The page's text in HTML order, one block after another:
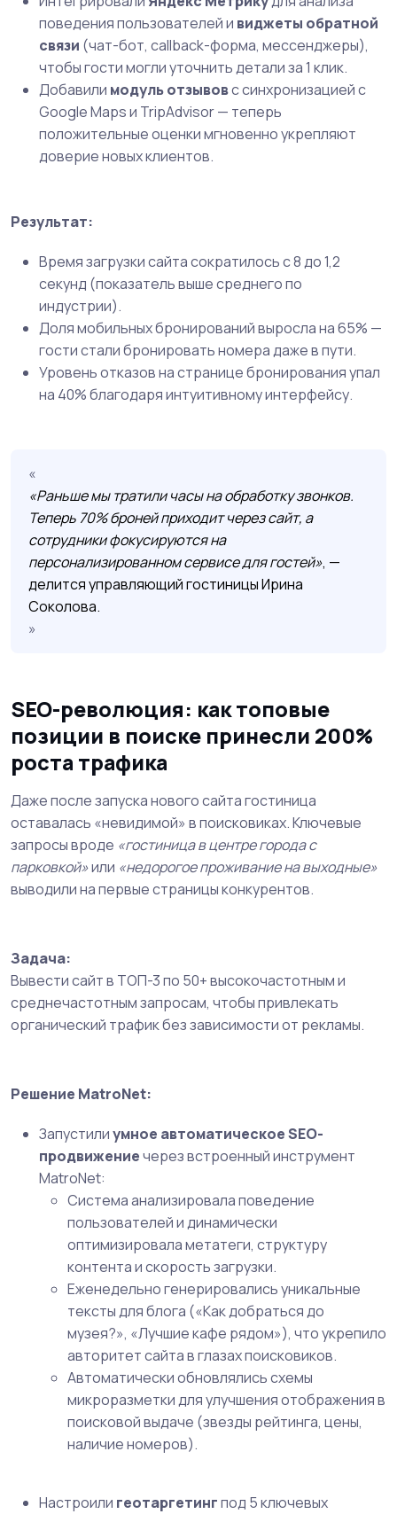
поведения пользователей и виджеты обратной
связи (чат-бот, callback-форма, мессенджеры),
чтобы гости могли уточнить детали за 1 клик.
Добавили модуль отзывовс синхронизацией с
Google Maps и TripAdvisor — теперь
положительные оценки мгновенно укрепляют
доверие новых клиентов.
Результат:
Время загрузки сайта сократилось с 8 до 1,2
секунд (показатель выше среднего по
индустрии).
Доля мобильных бронирований выросла на 65% —
гости стали бронировать номера даже в пути.
Уровень отказов на странице бронирования упал
на 40% благодаря интуитивному интерфейсу.
«Раньше мы тратили часы на обработку звонков.
Теперь 70% броней приходит через сайт, а
сотрудники фокусируются на
персонализированном сервисе для гостей», —
делится управляющий гостиницы Ирина
Соколова.
SEO-революция: как топовые
позиции в поиске принесли 200%
роста трафика
Даже после запуска нового сайта гостиница
оставалась «невидимой» в поисковиках. Ключевые
запросы вроде «гостиница в центре города с
парковкой»или «недорогое проживание на выходные»
выводили на первые страницы конкурентов.
Задача:
Вывести сайт в ТОП-3 по 50+ высокочастотным и
среднечастотным запросам, чтобы привлекать
органический трафик без зависимости от рекламы.
Решение MatroNet:
Запустилиумное автоматическое SEO-
продвижениечерез встроенный инструмент
MatroNet:
Система анализировала поведение
пользователей и динамически
оптимизировала метатеги, структуру
контента и скорость загрузки.
Еженедельно генерировались уникальные
тексты для блога («Как добраться до
музея?», «Лучшие кафе рядом»), что укрепило
авторитет сайта в глазах поисковиков.
Автоматически обновлялись схемы
микроразметки для улучшения отображения в
поисковой выдаче (звезды рейтинга, цены,
наличие номеров).
Настроили геотаргетингпод 5 ключевых